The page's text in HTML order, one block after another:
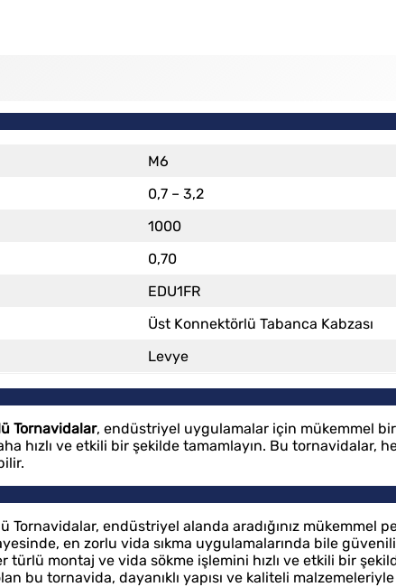
M6
0,7 – 3,2
1000
0,70
EDU1FR
Üst Konnektörlü Tabanca Kabzası
Levye
Tornavidalar, endüstriyel uygulamalar için mükemmel
hızlı ve etkili bir şekilde tamamlayın. Bu tornavidalar,
Tornavidalar, endüstriyel alanda aradığınız mükemmel
en zorlu vida sıkma uygulamalarında bile
montaj ve vida sökme işlemini hızlı ve etkili bir
bu tornavida, dayanıklı yapısı ve kaliteli